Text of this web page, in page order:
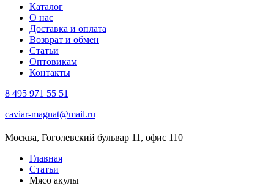
Каталог
О нас
Доставка и оплата
Возврат и обмен
Статьи
Оптовикам
Контакты
8 495 971 55 51
caviar-magnat@mail.ru
Москва, Гоголевский бульвар 11, офис 110
Главная
Статьи
Мясо акулы